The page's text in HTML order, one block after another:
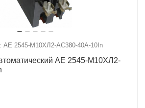
АЕ 2545-М10ХЛ2-AC380-40А-10In
АЕ 2545-М10ХЛ2-